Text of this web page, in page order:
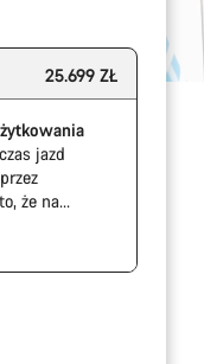
25.699 ZŁ
jazd
że na
Ponadto
Jednak